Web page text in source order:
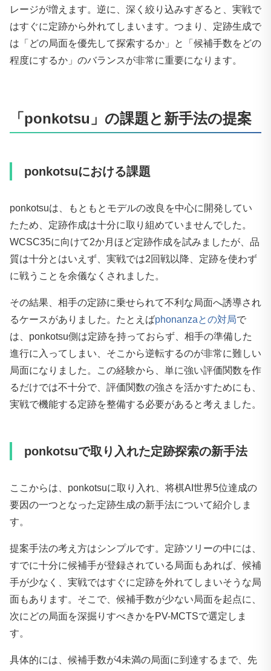
レージが増えます。逆に、深く絞り込みすぎると、実戦で
はすぐに定跡から外れてしまいます。つまり、定跡生成で
は「どの局面を優先して探索するか」と「候補手数をどの
程度にするか」のバランスが非常に重要になります。
「ponkotsu」の課題と新手法の提案
ponkotsuにおける課題
ponkotsuは、もともとモデルの改良を中心に開発してい
たため、定跡作成は十分に取り組めていませんでした。
WCSC35に向けて2か月ほど定跡作成を試みましたが、品
質は十分とはいえず、実戦では2回戦以降、定跡を使わず
に戦うことを余儀なくされました。
その結果、相手の定跡に乗せられて不利な局面へ誘導され
るケースがありました。たとえばphonanzaとの対局で
は、ponkotsu側は定跡を持っておらず、相手の準備した
進行に入ってしまい、そこから逆転するのが非常に難しい
局面になりました。この経験から、単に強い評価関数を作
るだけでは不十分で、評価関数の強さを活かすためにも、
実戦で機能する定跡を整備する必要があると考えました。
ponkotsuで取り入れた定跡探索の新手法
ここからは、ponkotsuに取り入れ、将棋AI世界5位達成の
要因の一つとなった定跡生成の新手法について紹介しま
す。
提案手法の考え方はシンプルです。定跡ツリーの中には、
すでに十分に候補手が登録されている局面もあれば、候補
手が少なく、実戦ではすぐに定跡を外れてしまいそうな局
面もあります。そこで、候補手数が少ない局面を起点に、
次にどの局面を深掘りすべきかをPV-MCTSで選定しま
す。
具体的には、候補手数が4未満の局面に到達するまで、先